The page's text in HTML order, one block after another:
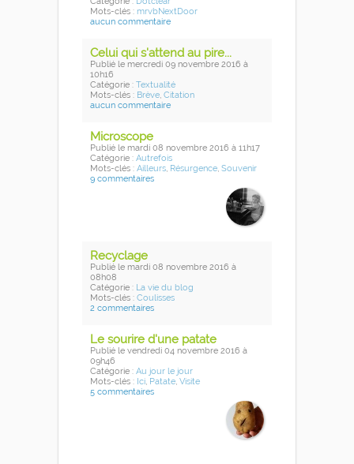
Mots-clés : mrvbNextDoor
aucun commentaire
Celui qui s'attend au pire...
Publié le mercredi 09 novembre 2016 à
10h16
Catégorie : Textualité
Mots-clés : Brève, Citation
aucun commentaire
Microscope
Publié le mardi 08 novembre 2016 à 11h17
Catégorie : Autrefois
Mots-clés : Ailleurs, Résurgence, Souvenir
9 commentaires
Recyclage
Publié le mardi 08 novembre 2016 à
08h08
Catégorie : La vie du blog
Mots-clés : Coulisses
2 commentaires
Le sourire d'une patate
Publié le vendredi 04 novembre 2016 à
09h46
Catégorie : Au jour le jour
Mots-clés : Ici, Patate, Visite
5 commentaires